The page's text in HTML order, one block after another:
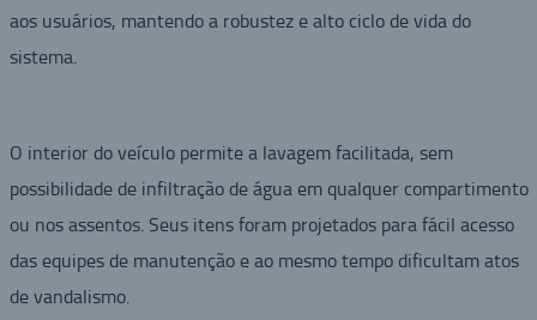
aos usuários, mantendo a robustez e alto ciclo de vida do
sistema.
O interior do veículo permite a lavagem facilitada, sem
possibilidade de infiltração de água em qualquer compartimento
ou nos assentos. Seus itens foram projetados para fácil acesso
das equipes de manutenção e ao mesmo tempo dificultam atos
de vandalismo.